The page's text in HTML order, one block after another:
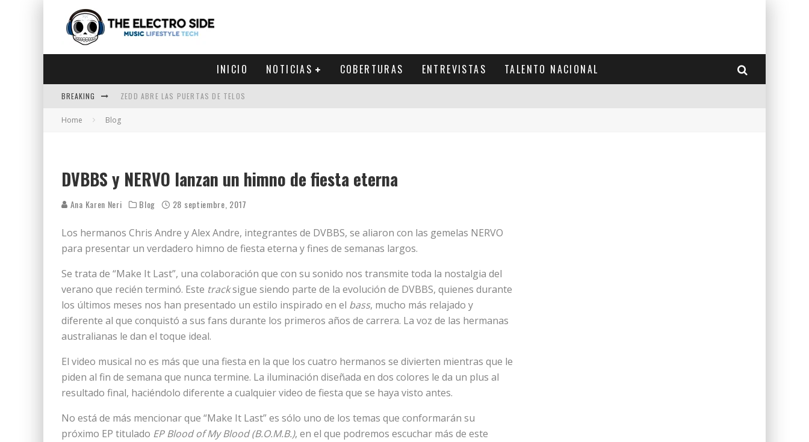
INICIO NOTICIAS COBERTURAS ENTREVISTAS TALENTO NACIONAL
BREAKING ZEDD ABRE LAS PUERTAS DE TELOS
ZEDD IN THE PARK VUELVE A LA
Home Blog
DVBBS y NERVO lanzan un himno de fiesta eterna
Ana Karen Neri Blog 28 septiembre, 2017
Los hermanos Chris Andre y Alex Andre, integrantes de DVBBS, se aliaron con las gemelas NERVO
para presentar un verdadero himno de fiesta eterna y fines de semanas largos.
Se trata de “Make It Last”, una colaboración que con su sonido nos transmite toda la nostalgia del
verano que recién terminó. Este tracksigue siendo parte de la evolución de DVBBS, quienes durante
los últimos meses nos han presentado un estilo inspirado en el bass, mucho más relajado y
diferente al que conquistó a sus fans durante los primeros años de carrera. La voz de las hermanas
australianas le dan el toque ideal.
El video musical no es más que una fiesta en la que los cuatro hermanos se divierten mientras que le
piden al fin de semana que nunca termine. La iluminación diseñada en dos colores le da un plus al
resultado final, haciéndolo diferente a cualquier video de fiesta que se haya visto antes.
No está de más mencionar que “Make It Last” es sólo uno de los temas que conformarán su
próximo EP titulado EP Blood of My Blood (B.O.M.B.), en el que podremos escuchar más de este